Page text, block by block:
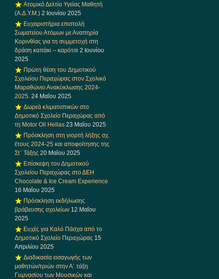
Ατομικό Δελτίο Υγείας Μαθητή
(Α.Δ.Υ.Μ.) 2 Ιουνίου 2025
Ευχαριστήρια επιστολή
Σωματείου Ατόμων με Αναπηρία
Κορινθίας για τη συμμετοχή στη
δράση καπάκι – καρότσι 2 Ιουνίου
2025
Πρώτη θέση του Δημοτικού
Σχολείου Περαχώρας στον Σχολικό
Μαραθώνιο Ανακύκλωσης 2024-
2025. 24 Μαΐου 2025
Δωρεά κλιματιστικών στο
Δημοτικό Σχολείο Περαχώρας από
τη Motor Oil Hellas 23 Μαΐου 2025
Πρόσκληση στη γιορτή λήξης σχ.
έτους 2024-25 και αποφοίτησης της
Στ΄ Τάξης 20 Μαΐου 2025
Επίσκεψη του Δημοτικού
Σχολείου Περαχώρας στο ΔΕΗ
Chocolate & Ice Cream Experience
16 Μαΐου 2025
Πρόσκληση εκδήλωσης
βράβευσης σχολείων 12 Μαΐου
2025
Ευχές για Καλό Πάσχα από το
Δημοτικό Σχολείο Περαχώρας 15
Απριλίου 2025
Διαδικασία εισαγωγής των
μαθητών/τριών στην Α΄ τάξη
Γυμνασίου των Μουσικών και